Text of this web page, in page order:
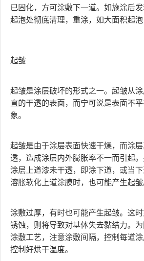
已固化，方可涂敷下一道。如施涂后
起泡处彻底清理，重涂，如大面积起泡
起皱
起皱是涂层破坏的形式之一。起皱从
直的干透的表面，而宁可说是表面不
象。
起皱是由于涂层表面快速干燥，而涂
透，造成涂层内外膨胀率不一而引起
涂层上道漆未干透，即涂下道，或当
溶胀软化上道涂膜时，也可能产生起皱
涂敷过厚，有时也可能产生起皱。这
锈蚀，则将导致对基体失去黏结力。
涂敷工艺，注意涂敷间隔，控制每道
控制好烘干温度。